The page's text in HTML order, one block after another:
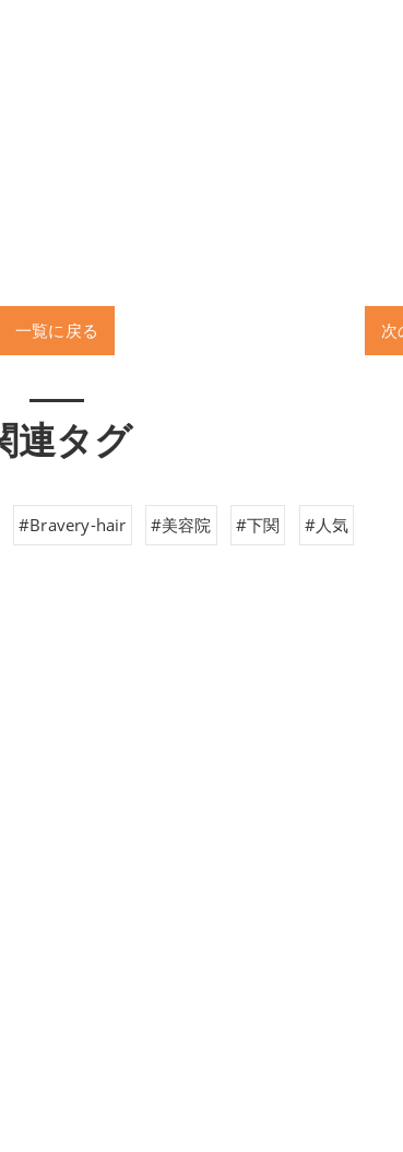
一覧に戻る 次
連タグ
#Bravery-hair #美容院 #下関 #人気